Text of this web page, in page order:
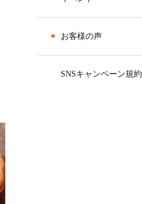
⚫︎ お客様の声
SNSキャンペーン規約